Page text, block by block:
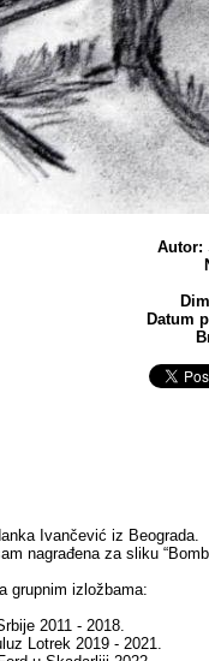
Autor:
Datum
Ivančević iz Beograda.
nagrađena za sliku
grupnim izložbama:
2011 - 2018.
Lotrek 2019 - 2021.